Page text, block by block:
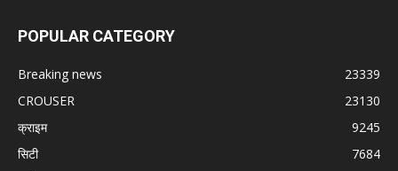
POPULAR CATEGORY
Breaking news
23339
CROUSER
23130
क्राइम
9245
सिटी
7684